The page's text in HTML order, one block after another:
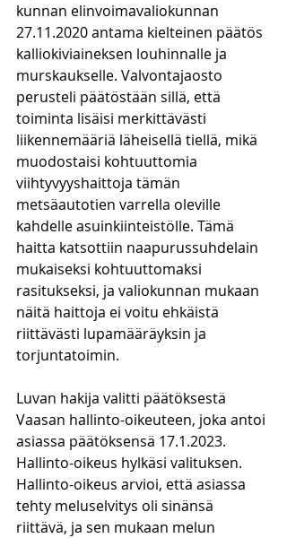
kunnan elinvoimavaliokunnan
27.11.2020 antama kielteinen päätös
kalliokiviaineksen louhinnalle ja
murskaukselle. Valvontajaosto
perusteli päätöstään sillä, että
toiminta lisäisi merkittävästi
liikennemääriä läheisellä tiellä, mikä
muodostaisi kohtuuttomia
viihtyvyyshaittoja tämän
metsäautotien varrella oleville
kahdelle asuinkiinteistölle. Tämä
haitta katsottiin naapurussuhdelain
mukaiseksi kohtuuttomaksi
rasitukseksi, ja valiokunnan mukaan
näitä haittoja ei voitu ehkäistä
riittävästi lupamääräyksin ja
torjuntatoimin.
Luvan hakija valitti päätöksestä
Vaasan hallinto-oikeuteen, joka antoi
asiassa päätöksensä 17.1.2023.
Hallinto-oikeus hylkäsi valituksen.
Hallinto-oikeus arvioi, että asiassa
tehty meluselvitys oli sinänsä
riittävä, ja sen mukaan melun